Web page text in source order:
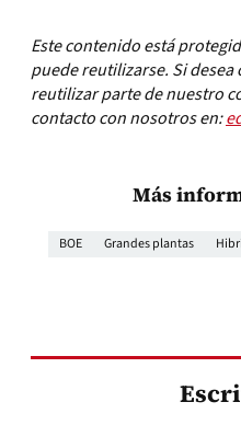
Este contenido está
puede reutilizarse. Si
reutilizar parte de nuestro
contacto con nosotros en:
Más
BOE Grandes plantas